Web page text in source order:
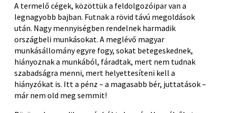
A termelő cégek, közöttük a feldolgozóipar van a
legnagyobb bajban. Futnak a rövid távú megoldások
után. Nagy mennyiségben rendelnek harmadik
országbeli munkásokat. A meglévő magyar
munkásállomány egyre fogy, sokat betegeskednek,
hiányoznak a munkából, fáradtak, mert nem tudnak
szabadságra menni, mert helyettesíteni kell a
hiányzókat is. Itt a pénz – a magasabb bér, juttatások –
már nem old meg semmit!